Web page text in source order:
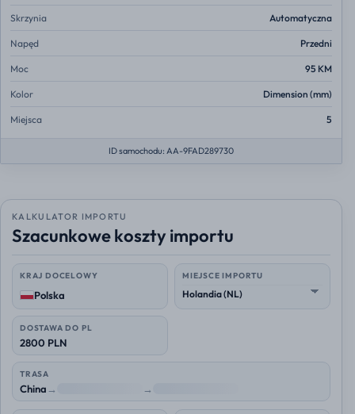
Skrzynia Automatyczna
Napęd Przedni
Moc 95 KM
Kolor Dimension (mm)
Miejsca 5
ID samochodu: AA-9FAD289730
KALKULATOR IMPORTU
Szacunkowe koszty importu
KRAJ DOCELOWY
Polska
MIEJSCE IMPORTU
DOSTAWA DO PL
2800 PLN
TRASA
China→ →